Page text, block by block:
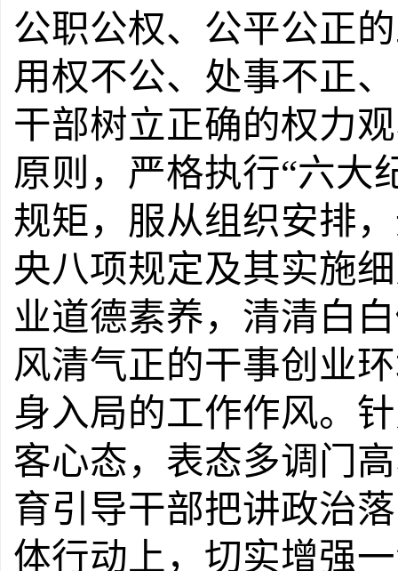
公职公权、公平公正
用权不公、处事不正
干部树立正确的权力
原则，严格执行“六大
规矩，服从组织安排
央八项规定及其实施
业道德素养，清清白
风清气正的干事创业
身入局的工作作风。
客心态，表态多调门
育引导干部把讲政治
体行动上，切实增强